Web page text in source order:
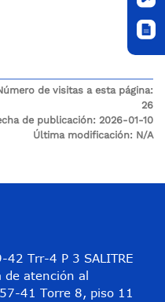
de visitas a esta página:
26
de publicación: 2026-01-10
Última modificación: N/A
42 Trr-4 P 3 SALITRE
atención al
41 Torre 8, piso 11